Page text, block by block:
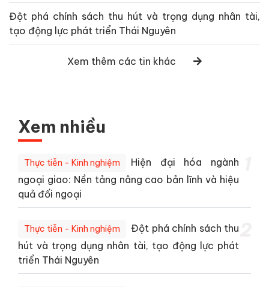
Đột phá chính sách thu hút và trọng dụng nhân tài,
tạo động lực phát triển Thái Nguyên
Xem thêm các tin khác
Xem nhiều
Thực tiễn - Kinh nghiệm
Hiện đại hóa ngành
ngoại giao: Nền tảng nâng cao bản lĩnh và hiệu
quả đối ngoại
Thực tiễn - Kinh nghiệm
Đột phá chính sách thu
hút và trọng dụng nhân tài, tạo động lực phát
triển Thái Nguyên